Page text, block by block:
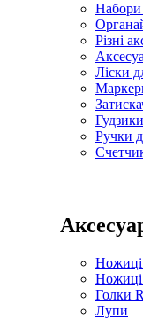
Набори
Різні
Ліски
Ручки
Ножиці
Голки
Лупи